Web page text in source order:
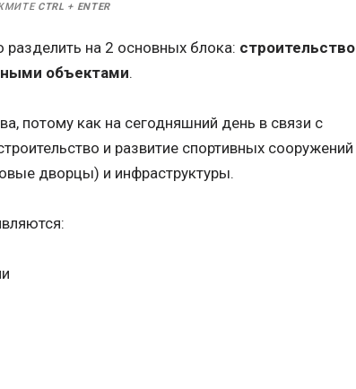
CTRL + ENTER
на 2 основных блока: строительство
объектами.
потому как на сегодняшний день в связи с
и развитие спортивных сооружений
дворцы) и инфраструктуры.